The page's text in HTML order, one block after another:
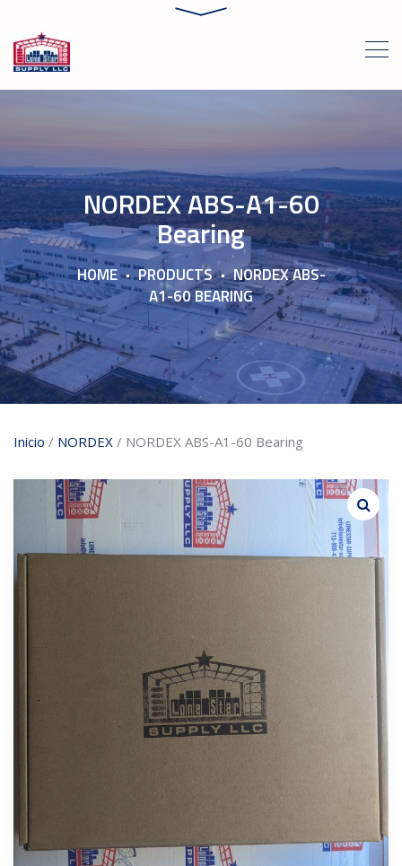
NORDEX ABS-A1-60
Bearing
HOME PRODUCTS
NORDEX ABS-
A1-60 BEARING
Inicio / NORDEX / NORDEX ABS-A1-60 Bearing